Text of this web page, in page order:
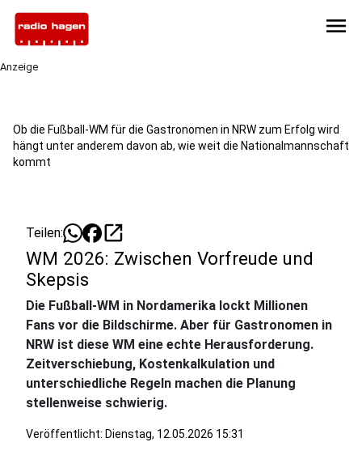
menu
Anzeige
Ob die Fußball-WM für die Gastronomen in NRW zum Erfolg wird
hängt unter anderem davon ab, wie weit die Nationalmannschaft
kommt
Teilen: open_in_new
WM 2026: Zwischen Vorfreude und
Skepsis
Die Fußball-WM in Nordamerika lockt Millionen
Fans vor die Bildschirme. Aber für Gastronomen in
NRW ist diese WM eine echte Herausforderung.
Zeitverschiebung, Kostenkalkulation und
unterschiedliche Regeln machen die Planung
stellenweise schwierig.
Veröffentlicht: Dienstag, 12.05.2026 15:31